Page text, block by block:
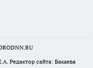
Редактор сайта: Бакаева